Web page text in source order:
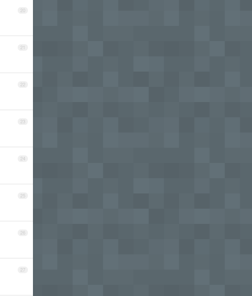
20
21
22
23
24
25
26
27